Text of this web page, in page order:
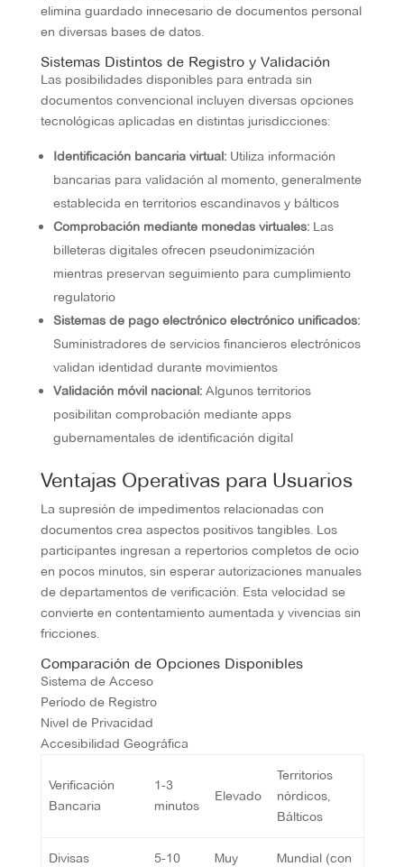
elimina guardado innecesario de documentos personal
en diversas bases de datos.
Sistemas Distintos de Registro y Validación
Las posibilidades disponibles para entrada sin
documentos convencional incluyen diversas opciones
tecnológicas aplicadas en distintas jurisdicciones:
Identificación bancaria virtual:Utiliza información
bancarias para validación al momento, generalmente
establecida en territorios escandinavos y bálticos
Comprobación mediante monedas virtuales:Las
billeteras digitales ofrecen pseudonimización
mientras preservan seguimiento para cumplimiento
regulatorio
Sistemas de pago electrónico electrónico unificados:
Suministradores de servicios financieros electrónicos
validan identidad durante movimientos
Validación móvil nacional:Algunos territorios
posibilitan comprobación mediante apps
gubernamentales de identificación digital
Ventajas Operativas para Usuarios
La supresión de impedimentos relacionadas con
documentos crea aspectos positivos tangibles. Los
participantes ingresan a repertorios completos de ocio
en pocos minutos, sin esperar autorizaciones manuales
de departamentos de verificación. Esta velocidad se
convierte en contentamiento aumentada y vivencias sin
fricciones.
Comparación de Opciones Disponibles
Sistema de Acceso
Período de Registro
Nivel de Privacidad
Accesibilidad Geográfica
Verificación
Bancaria
1-3
minutos
Elevado
Territorios
nórdicos,
Bálticos
Divisas 5-10 Muy Mundial (con